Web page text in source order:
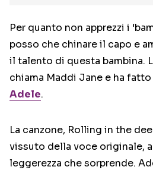
Per quanto non apprezzi i
posso che chinare il capo e
il talento di questa bambina.
chiama Maddi Jane e ha
Adele.
La canzone, Rolling in the
vissuto della voce originale,
leggerezza che sorprende.